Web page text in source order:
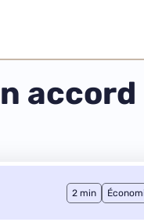
2 min